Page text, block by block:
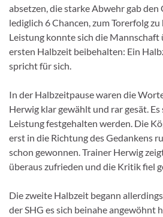
absetzen, die starke Abwehr gab den
lediglich 6 Chancen, zum Torerfolg
Leistung konnte sich die Mannschaft
ersten Halbzeit beibehalten: Ein
spricht für sich.
In der Halbzeitpause waren die
Herwig klar gewählt und rar gesät.
Leistung festgehalten werden. Die
erst in die Richtung des Gedankens
schon gewonnen. Trainer Herwig
überaus zufrieden und die Kritik fiel
Die zweite Halbzeit begann
der SHG es sich beinahe angewöhnt